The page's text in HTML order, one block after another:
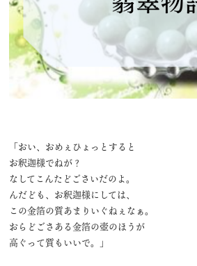
「おい、おめぇひょっとすると
お釈迦様でねが？
なしてこんたどごさいだのよ。
んだども、お釈迦様にしては、
この金箔の質あまりいぐねぇなぁ。
おらどごさある金箔の壺のほうが
高ぐって質もいいで。」